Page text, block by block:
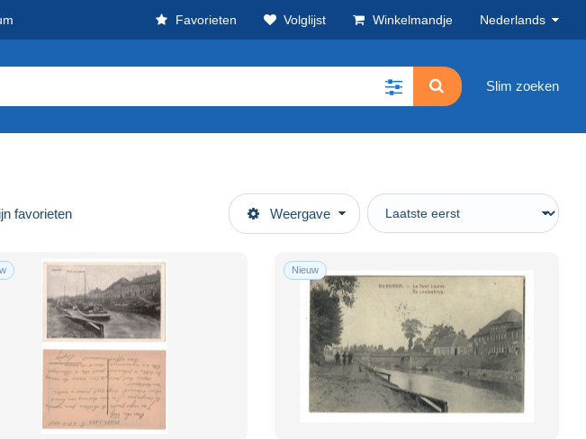
Favorieten Volglijst Winkelmandje Nederlands
Slim zoeken
favorieten Weergave
Nieuw